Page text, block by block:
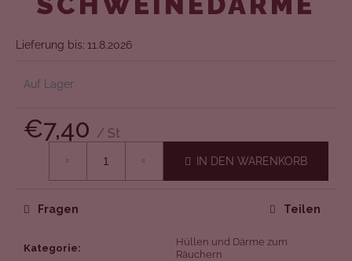
Lieferung bis: 11.8.2026
Auf Lager
€7,40 / St
IN DEN WARENKORB
Kategorie:
Hüllen und Därme zum
Räuchern
Fragen Teilen